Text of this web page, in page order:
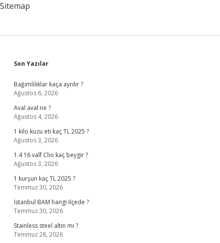
Sitemap
Sidebar
Son Yazılar
Bağımlılıklar kaça ayrılır ?
Ağustos 6, 2026
Aval aval ne ?
Ağustos 4, 2026
1 kilo kuzu eti kaç TL 2025 ?
Ağustos 3, 2026
1.4 16 valf Clio kaç beygir ?
Ağustos 3, 2026
1 kurşun kaç TL 2025 ?
Temmuz 30, 2026
İstanbul BAM hangi ilçede ?
Temmuz 30, 2026
Stainless steel altın mı ?
Temmuz 28, 2026